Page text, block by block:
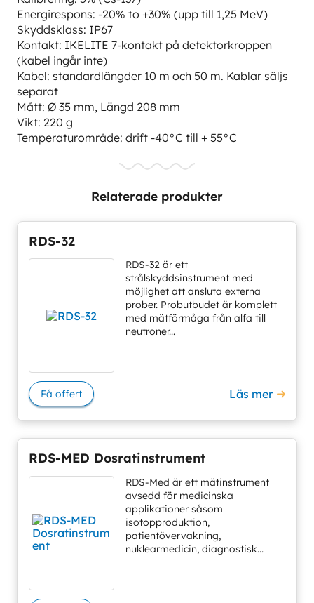
Energirespons: -20% to +30% (upp till 1,25 MeV)
Skyddsklass: IP67
Kontakt: IKELITE 7-kontakt på detektorkroppen
(kabel ingår inte)
Kabel: standardlängder 10 m och 50 m. Kablar säljs
separat
Mått: Ø 35 mm, Längd 208 mm
Vikt: 220 g
Temperaturområde: drift -40°C till + 55°C
Relaterade produkter
RDS-32
RDS-32 är ett
strålskyddsinstrument med
möjlighet att ansluta externa
prober. Probutbudet är komplett
med mätförmåga från alfa till
neutroner...
Få offert Läs mer
RDS-MED Dosratinstrument
RDS-Med är ett mätinstrument
avsedd för medicinska
applikationer såsom
isotopproduktion,
patientövervakning,
nuklearmedicin, diagnostisk...